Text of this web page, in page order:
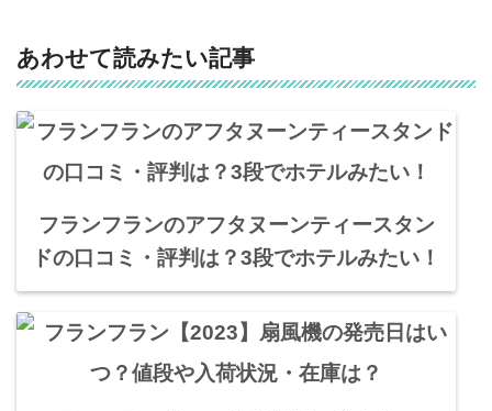
あわせて読みたい記事
フランフランのアフタヌーンティースタン
ドの口コミ・評判は？3段でホテルみたい！